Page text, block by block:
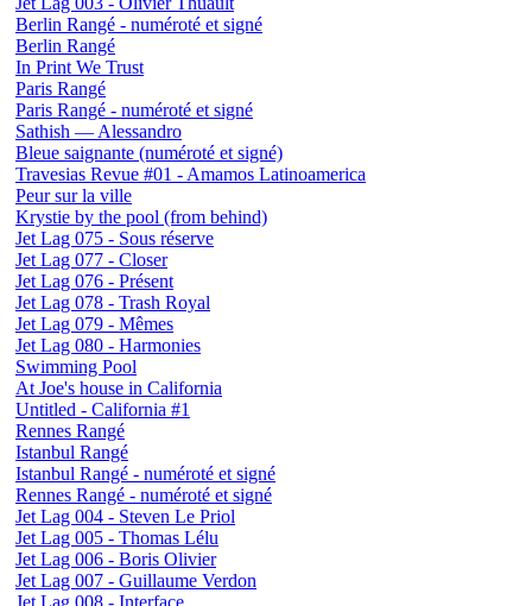
Berlin Rangé - numéroté et signé
Berlin Rangé
In Print We Trust
Paris Rangé
Paris Rangé - numéroté et signé
Sathish — Alessandro
Bleue saignante (numéroté et signé)
Travesias Revue #01 - Amamos Latinoamerica
Peur sur la ville
Krystie by the pool (from behind)
Jet Lag 075 - Sous réserve
Jet Lag 077 - Closer
Jet Lag 076 - Présent
Jet Lag 078 - Trash Royal
Jet Lag 079 - Mêmes
Jet Lag 080 - Harmonies
Swimming Pool
At Joe's house in California
Untitled - California #1
Rennes Rangé
Istanbul Rangé
Istanbul Rangé - numéroté et signé
Rennes Rangé - numéroté et signé
Jet Lag 004 - Steven Le Priol
Jet Lag 005 - Thomas Lélu
Jet Lag 006 - Boris Olivier
Jet Lag 007 - Guillaume Verdon
Jet Lag 008 - Interface